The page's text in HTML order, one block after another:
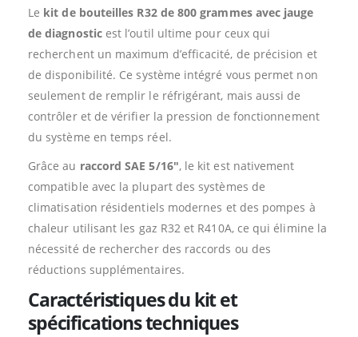
Le kit de bouteilles R32 de 800 grammes avec jauge
de diagnosticest l’outil ultime pour ceux qui
recherchent un maximum d’efficacité, de précision et
de disponibilité. Ce système intégré vous permet non
seulement de remplir le réfrigérant, mais aussi de
contrôler et de vérifier la pression de fonctionnement
du système en temps réel.
Grâce au raccord SAE 5/16″, le kit est nativement
compatible avec la plupart des systèmes de
climatisation résidentiels modernes et des pompes à
chaleur utilisant les gaz R32 et R410A, ce qui élimine la
nécessité de rechercher des raccords ou des
réductions supplémentaires.
Caractéristiques du kit et
spécifications techniques